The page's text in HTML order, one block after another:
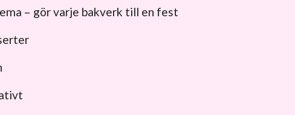
– gör varje bakverk till en fest